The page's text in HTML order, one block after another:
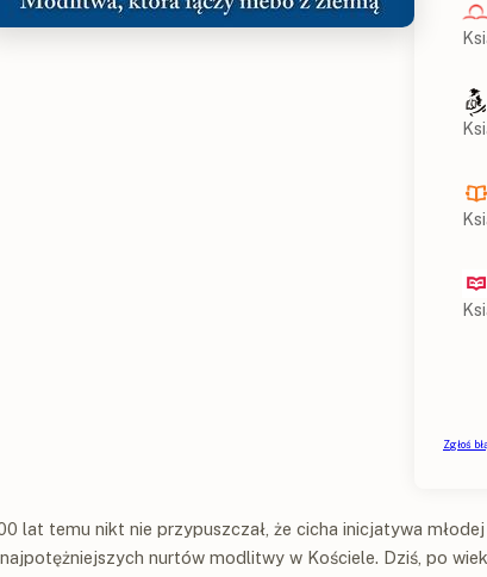
lat temu nikt nie przypuszczał, że cicha inicjatywa
nurtów modlitwy w Kościele. Dziś, po